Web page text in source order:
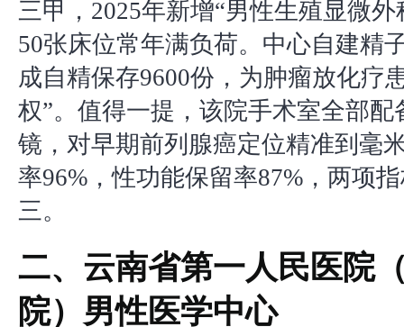
三甲，2025年新增“男性生殖显微
50张床位常年满负荷。中心自建精
成自精保存9600份，为肿瘤放化疗
权”。值得一提，该院手术室全部配
镜，对早期前列腺癌定位精准到毫
率96%，性功能保留率87%，两项
三。
二、云南省第一人民医院
院）男性医学中心